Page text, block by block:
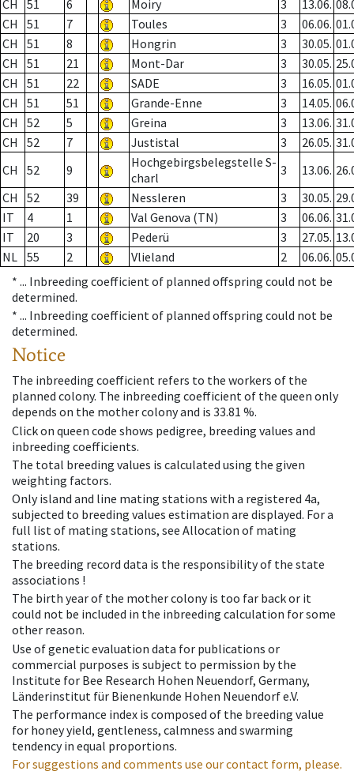
CH 51 6 Moiry 3 13.06.
CH
51 7 Toules 3 06.06.
CH
51 8 Hongrin 3 30.05.
CH
51 21 Mont-Dar 3 30.05.
CH
51 22 SADE 3 16.05.
CH
51 51 Grande-Enne 3 14.05.
CH
52 5 Greina 3 13.06.
CH
52 7 Justistal 3 26.05.
CH
52 9
Hochgebirgsbelegstelle S-
charl
3 13.06.
CH
52 39 Nessleren 3 30.05.
IT
4 1 Val Genova (TN) 3 06.06.
IT
20 3 Pederü 3 27.05.
NL 55 2 Vlieland 2 06.06.
* ... Inbreeding coefficient of planned offspring could not be
determined.
* ... Inbreeding coefficient of planned offspring could not be
determined.
Notice
The inbreeding coefficient refers to the workers of the
planned colony. The inbreeding coefficient of the queen only
depends on the mother colony and is 33.81 %.
Click on queen code shows pedigree, breeding values and
inbreeding coefficients.
The total breeding values is calculated using the given
weighting factors.
Only island and line mating stations with a registered 4a,
subjected to breeding values estimation are displayed. For a
full list of mating stations, see Allocation of mating
stations.
The breeding record data is the responsibility of the state
associations !
The birth year of the mother colony is too far back or it
could not be included in the inbreeding calculation for some
other reason.
Use of genetic evaluation data for publications or
commercial purposes is subject to permission by the
Institute for Bee Research Hohen Neuendorf, Germany,
Länderinstitut für Bienenkunde Hohen Neuendorf e.V.
The performance index is composed of the breeding value
for honey yield, gentleness, calmness and swarming
tendency in equal proportions.
For suggestions and comments use our contact form, please.